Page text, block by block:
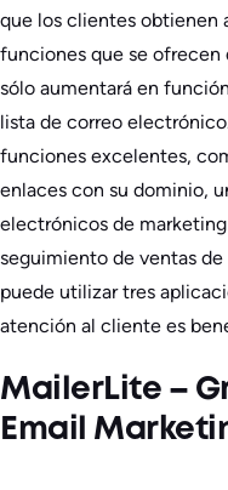
que los clientes obtienen
funciones que se ofrecen
sólo aumentará en
lista de correo
funciones excelentes,
enlaces con su dominio,
electrónicos de
seguimiento de ventas
puede utilizar tres
atención al cliente es
MailerLite –
Email